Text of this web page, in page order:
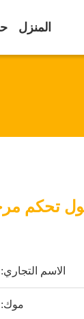
المنزل
تحكم
الاسم التجاري:
موك: